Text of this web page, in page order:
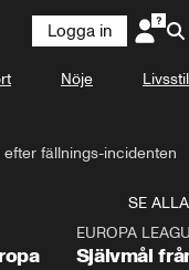
Logga in
Nöje Livsstil
fällnings-incidenten
SE ALLA
EUROPA
Självmål